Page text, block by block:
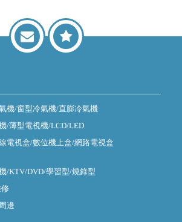
機/窗型冷氣機/直膨冷氣機
/薄型電視機/LCD/LED
電視盒/數位機上盒/網路電視盒
/KTV/DVD/學習型/燒錄型
邊